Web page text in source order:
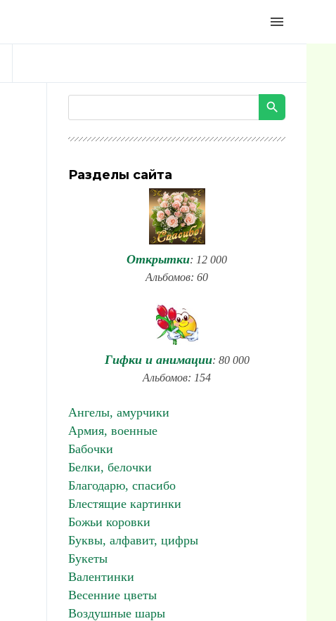
menu
Разделы сайта
Открытки: 12 000
Альбомов: 60
Гифки и анимации: 80 000
Альбомов: 154
Ангелы, амурчики
Армия, военные
Бабочки
Белки, белочки
Благодарю, спасибо
Блестящие картинки
Божьи коровки
Буквы, алфавит, цифры
Букеты
Валентинки
Весенние цветы
Воздушные шары